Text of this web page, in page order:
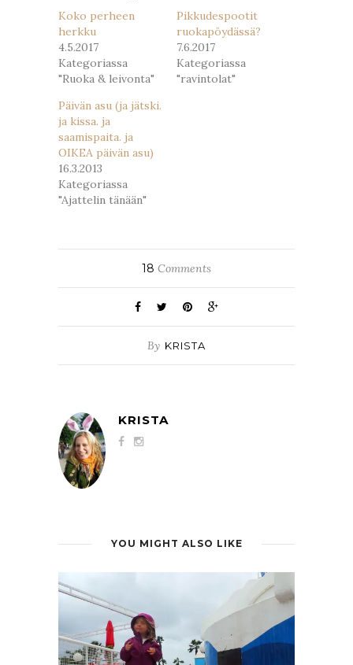
Koko perheen
herkku
4.5.2017
Kategoriassa
"Ruoka & leivonta"
Pikkudespootit
ruokapöydässä?
7.6.2017
Kategoriassa
"ravintolat"
Päivän asu (ja jätski.
ja kissa. ja
saamispaita. ja
OIKEA päivän asu)
16.3.2013
Kategoriassa
"Ajattelin tänään"
18 Comments
By KRISTA
KRISTA
YOU MIGHT ALSO LIKE